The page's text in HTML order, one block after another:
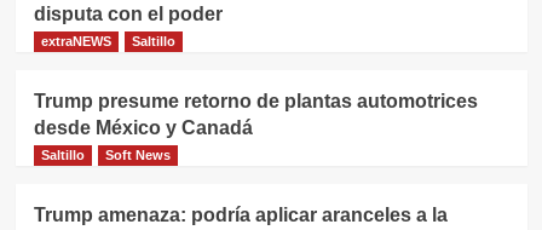
disputa con el poder
extraNEWS Saltillo
Trump presume retorno de plantas automotrices
desde México y Canadá
Saltillo Soft News
Trump amenaza: podría aplicar aranceles a la